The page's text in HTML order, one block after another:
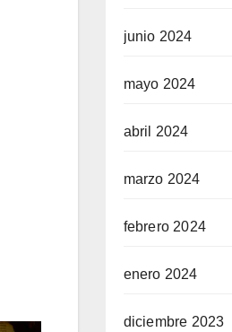
junio 2024
mayo 2024
abril 2024
marzo 2024
febrero 2024
enero 2024
diciembre 2023